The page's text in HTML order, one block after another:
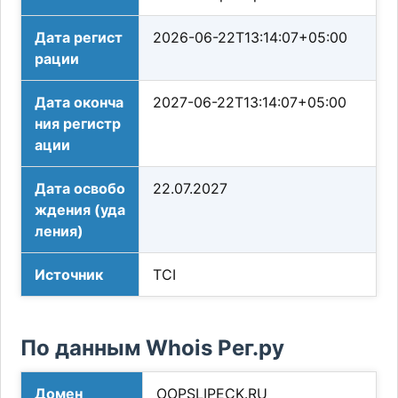
Дата регист
рации
2026-06-22T13:14:07+05:00
Дата оконча
ния регистр
ации
2027-06-22T13:14:07+05:00
Дата освобо
ждения (уда
ления)
22.07.2027
Источник TCI
По данным Whois Рег.ру
Домен OOPSLIPECK.RU